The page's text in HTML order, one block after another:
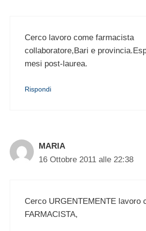
Cerco lavoro come farmacista
collaboratore,Bari e
mesi post-laurea.
Rispondi
MARIA
16 Ottobre 2011 alle 22:38
Cerco URGENTEMENTE lavoro
FARMACISTA,